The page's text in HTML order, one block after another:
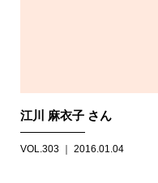
江川 麻衣子 さん
VOL.303 ｜ 2016.01.04